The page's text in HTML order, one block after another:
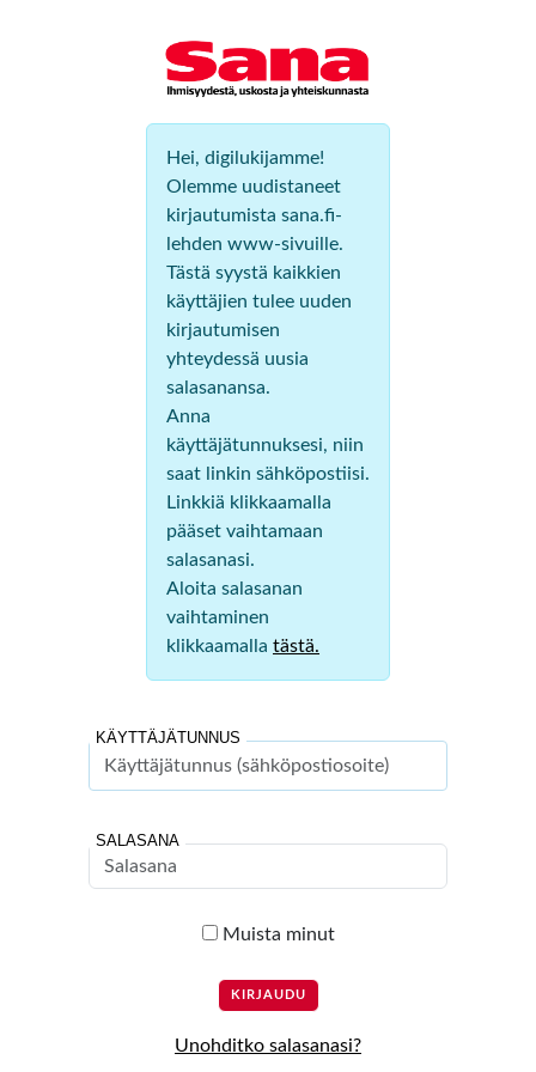
Hei, digilukijamme!
Olemme uudistaneet
kirjautumista sana.fi-
lehden www-sivuille.
Tästä syystä kaikkien
käyttäjien tulee uuden
kirjautumisen
yhteydessä uusia
salasanansa.
Anna
käyttäjätunnuksesi, niin
saat linkin sähköpostiisi.
Linkkiä klikkaamalla
pääset vaihtamaan
salasanasi.
Aloita salasanan
vaihtaminen
klikkaamalla tästä.
KÄYTTÄJÄTUNNUS
SALASANA
Muista minut
Unohditko salasanasi?